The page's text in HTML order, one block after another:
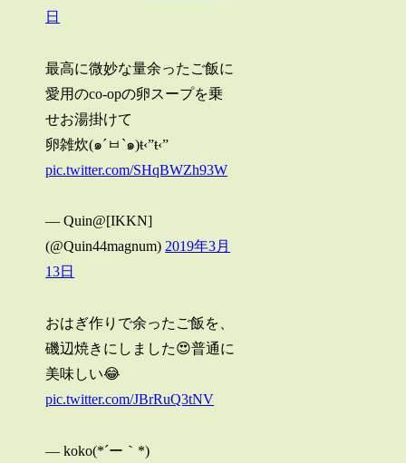
日
最高に微妙な量余ったご飯に
愛用のco-opの卵スープを乗
せお湯掛けて
卵雑炊(๑´ㅂ`๑)ŧ‹”ŧ‹”
pic.twitter.com/SHqBWZh93W
— Quin@[IKKN]
(@Quin44magnum) 2019年3月
13日
おはぎ作りで余ったご飯を、
磯辺焼きにしました😍普通に
美味しい😂
pic.twitter.com/JBrRuQ3tNV
— koko(*´ー｀*)